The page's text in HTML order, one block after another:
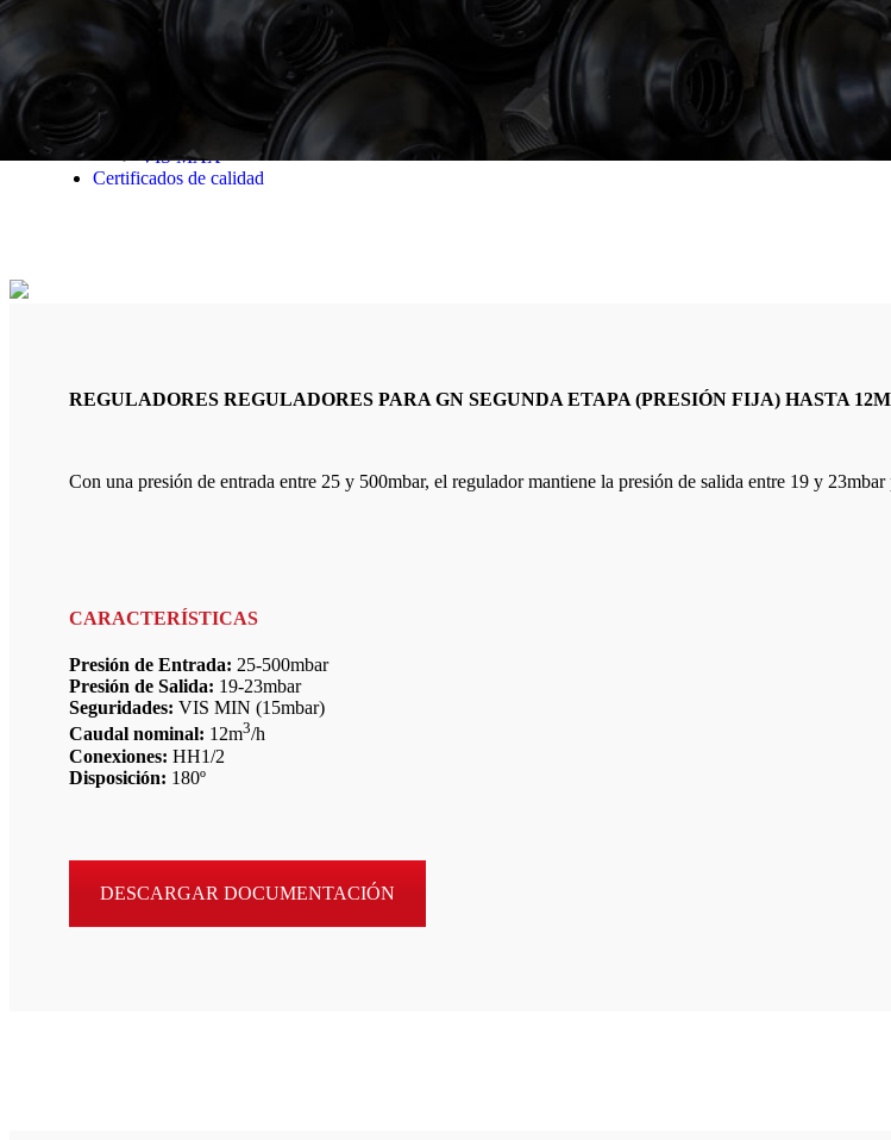
Reguladores GLP de segunda etapa (presión fija)
Filtros
Transiciones
Transiciones PE / Metal soldadas ACERO
Transiciones PE / Metal soldadas COBRE
Válvulas de seguridad
VIS MAX
Certificados de calidad
REGULADORES REGULADORES PARA GN SEGUNDA ETAPA (PRESIÓN FIJA) HASTA
Con una presión de entrada entre 25 y 500mbar, el regulador mantiene la presión de salida entre 19 y
CARACTERÍSTICAS
Presión de Entrada: 25-500mbar
Presión de Salida: 19-23mbar
Seguridades: VIS MIN (15mbar)
Caudal nominal: 12m3/h
Conexiones: HH1/2
Disposición: 180º
DESCARGAR DOCUMENTACIÓN